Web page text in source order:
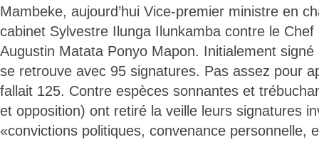
Mambeke, aujourd’hui Vice-premier ministre en
cabinet Sylvestre Ilunga Ilunkamba contre le
Augustin Matata Ponyo Mapon. Initialement
se retrouve avec 95 signatures. Pas assez pour
fallait 125. Contre espèces sonnantes et
et opposition) ont retiré la veille leurs signatures
«convictions politiques, convenance personnelle,